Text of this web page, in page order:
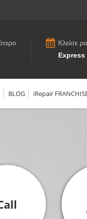
Κλείσε
Express
BLOG iRepair